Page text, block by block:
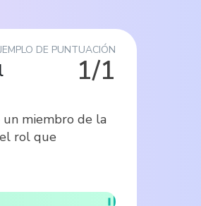
DE PUNTUACIÓN
1/1
miembro de la
rol que